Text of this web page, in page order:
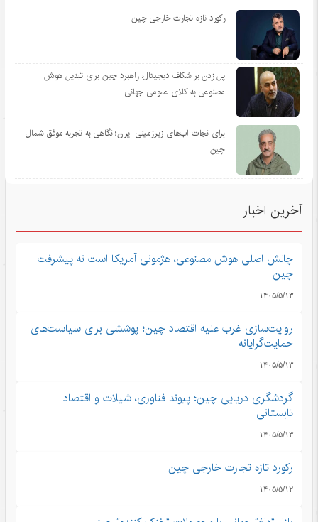
رکورد تازه تجارت خارجی چین
پل زدن بر شکاف دیجیتال: راهبرد چین برای تبدیل هوش
مصنوعی به کالای عمومی جهانی
برای نجات آب‌های زیرزمینی ایران؛ نگاهی به تجربه موفق شمال
چین
آخرین اخبار
چالش اصلی هوش مصنوعی، هژمونی آمریکا است نه پیشرفت
چین
۱۴۰۵/۵/۱۳
روایت‌سازی غرب علیه اقتصاد چین؛ پوششی برای سیاست‌های
حمایت‌گرایانه
۱۴۰۵/۵/۱۳
گردشگری دریایی چین؛ پیوند فناوری، شیلات و اقتصاد
تابستانی
۱۴۰۵/۵/۱۳
رکورد تازه تجارت خارجی چین
۱۴۰۵/۵/۱۲